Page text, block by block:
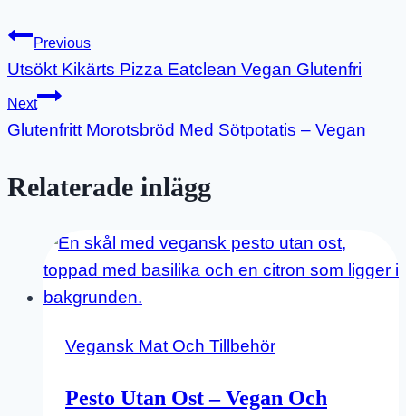
Previous
Utsökt Kikärts Pizza Eatclean Vegan Glutenfri
Next
Glutenfritt Morotsbröd Med Sötpotatis – Vegan
Relaterade inlägg
Vegansk Mat Och Tillbehör
Pesto Utan Ost – Vegan Och